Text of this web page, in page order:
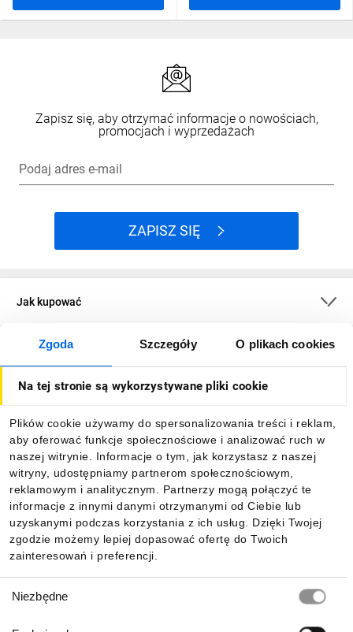
Zgoda Szczegóły O plikach cookies
Na tej stronie są wykorzystywane pliki cookie
Plików cookie używamy do spersonalizowania treści i reklam,
aby oferować funkcje społecznościowe i analizować ruch w
naszej witrynie. Informacje o tym, jak korzystasz z naszej
witryny, udostępniamy partnerom społecznościowym,
reklamowym i analitycznym. Partnerzy mogą połączyć te
informacje z innymi danymi otrzymanymi od Ciebie lub
uzyskanymi podczas korzystania z ich usług. Dzięki Twojej
zgodzie możemy lepiej dopasować ofertę do Twoich
zainteresowań i preferencji.
zgody
Niezbędne
Zapisz się, aby otrzymać informacje o nowościach,
promocjach i wyprzedażach
Podaj adres e-mail
ZAPISZ SIĘ
Jak kupować
O firmie
Informacje
Pobierz naszą aplikację mobilną: